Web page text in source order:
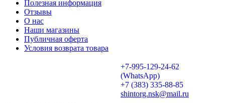
Полезная информация
Отзывы
О нас
Наши магазины
Публичная оферта
Условия возврата товара
+7-995-129-24-62
(WhatsApp)
+7 (383) 335-88-85
shintorg.nsk@mail.ru